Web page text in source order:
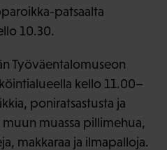
patsaalta
10.30.
Työväentalomuseon
kello 11.00–
poniratsastusta ja
muun muassa pillimehua,
makkaraa ja ilmapalloja.